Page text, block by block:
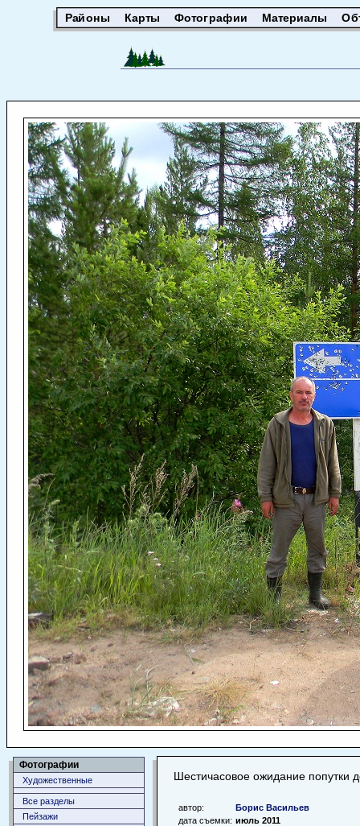
Районы Карты Фотографии Материалы
Фотографии
Художественные
Все разделы
Пейзажи
Шестичасовое ожидание попутки
автор:
Борис Васильев
дата съемки: июль 2011